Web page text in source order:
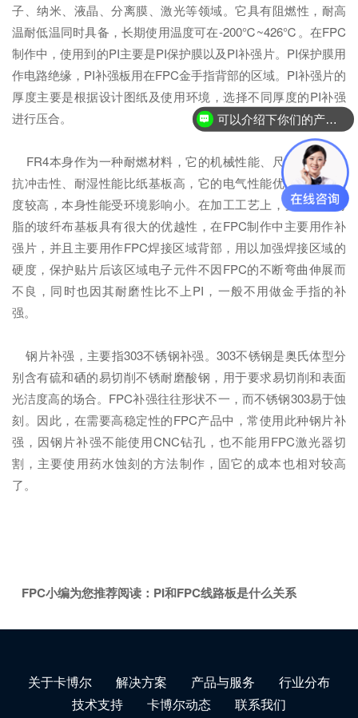
子、纳米、液晶、分离膜、激光等领域。它具有阻燃性，耐高
温耐低温同时具备，长期使用温度可在-200℃~426℃。在FPC
制作中，使用到的PI主要是PI保护膜以及PI补强片。PI保护膜用
作电路绝缘，PI补强板用在FPC金手指背部的区域。PI补强片的
厚度主要是根据设计图纸及使用环境，选择不同厚度的PI补强
进行压合。
FR4本身作为一种耐燃材料，它的机械性能、尺寸稳定性、
抗冲击性、耐湿性能比纸基板高，它的电气性能优良，工作温
度较高，本身性能受环境影响小。在加工工艺上，要比其他树
脂的玻纤布基板具有很大的优越性，在FPC制作中主要用作补
强片，并且主要用作FPC焊接区域背部，用以加强焊接区域的
硬度，保护贴片后该区域电子元件不因FPC的不断弯曲伸展而
不良，同时也因其耐磨性比不上PI，一般不用做金手指的补
强。
钢片补强，主要指303不锈钢补强。303不锈钢是奥氏体型分
别含有硫和硒的易切削不锈耐磨酸钢，用于要求易切削和表面
光洁度高的场合。FPC补强往往形状不一，而不锈钢303易于蚀
刻。因此，在需要高稳定性的FPC产品中，常使用此种钢片补
强，因钢片补强不能使用CNC钻孔，也不能用FPC激光器切
割，主要使用药水蚀刻的方法制作，固它的成本也相对较高
了。
FPC小编为您推荐阅读： PI和FPC线路板是什么关系
关于卡博尔 解决方案 产品与服务
行业分布
技术支持
卡博尔动态 联系我们
可以介绍下你们的产品么？